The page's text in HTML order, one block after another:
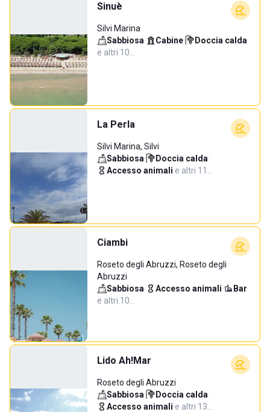
Sinuè
Silvi Marina
Sabbiosa· Cabine· Doccia calda·
e altri 10…
La Perla
Silvi Marina, Silvi
Sabbiosa· Doccia calda·
Accesso animali·e altri 11…
Ciambi
Roseto degli Abruzzi, Roseto degli
Abruzzi
Sabbiosa· Accesso animali· Bar·
e altri 10…
Lido Ah!Mar
Roseto degli Abruzzi
Sabbiosa· Doccia calda·
Accesso animali·e altri 13…